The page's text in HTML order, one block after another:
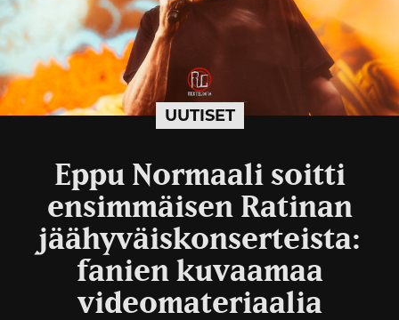
UUTISET
Eppu Normaali soitti
ensimmäisen Ratinan
jäähyväiskonserteista:
fanien kuvaamaa
videomateriaalia